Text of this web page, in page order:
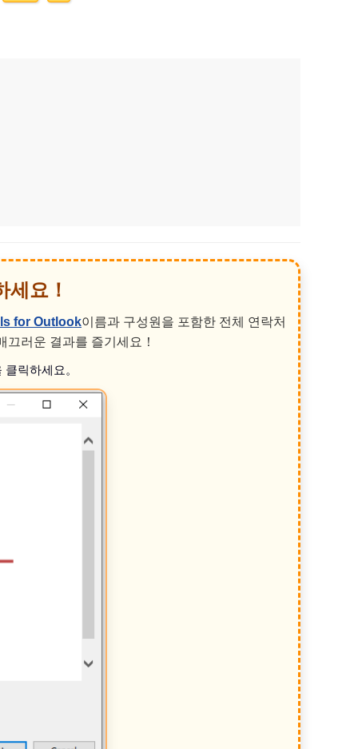
요！
for Outlook이름과 구성원을 포함한 전체 연락처
러운 결과를 즐기세요！
릭하세요。